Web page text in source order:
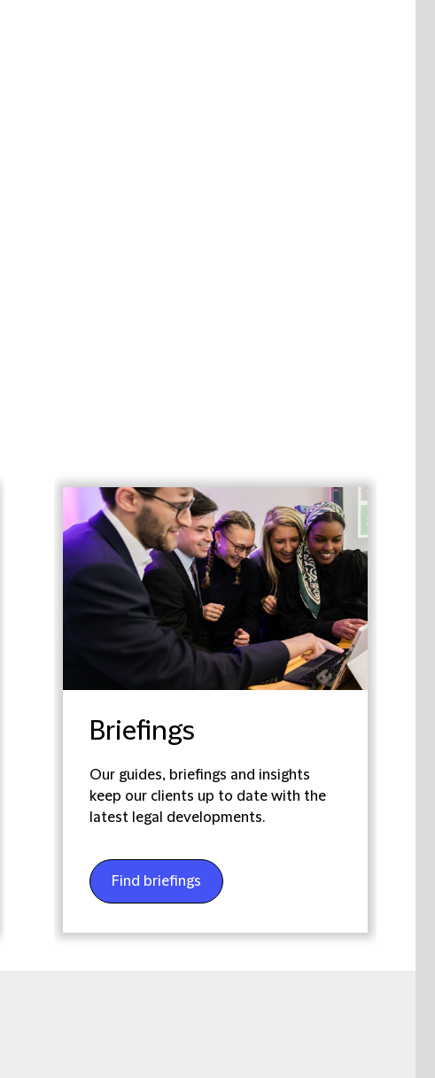
Briefings
Our guides, briefings and insights
keep our clients up to date with the
latest legal developments.
Find briefings